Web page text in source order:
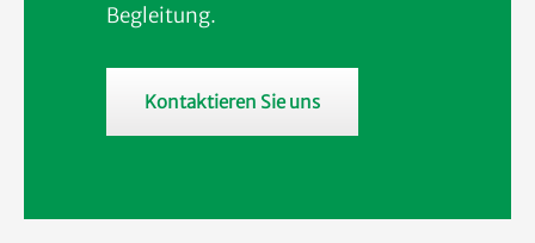
Begleitung.
Kontaktieren Sie uns